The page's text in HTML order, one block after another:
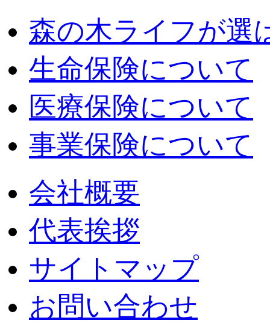
森の木ライフが選
生命保険について
医療保険について
事業保険について
会社概要
代表挨拶
サイトマップ
お問い合わせ